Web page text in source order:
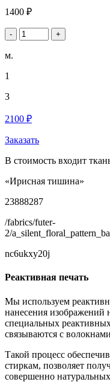
1400 ₽
- +
м.
1
3
2100 ₽
Заказать
В стоимость входит
«Ирисная тишина»
23888287
/fabrics/futer-
2/
nc6ukxy20j
Реактивная печать
Мы используем
нанесения
специальных
связываются с
Такой процесс
стиркам, позволяет
совершенно